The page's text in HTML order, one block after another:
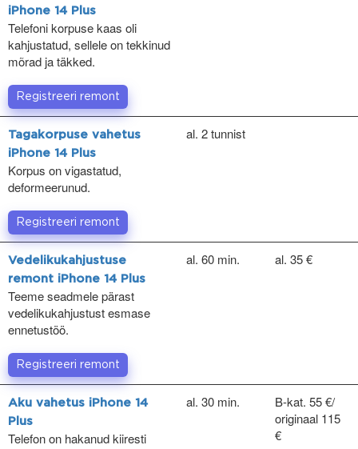
iPhone 14 Plus
Telefoni korpuse kaas oli
kahjustatud, sellele on tekkinud
mõrad ja täkked.
Registreeri remont
Tagakorpuse vahetus
iPhone 14 Plus
Korpus on vigastatud,
deformeerunud.
al. 2 tunnist
Registreeri remont
Vedelikukahjustuse
remont iPhone 14 Plus
Teeme seadmele pärast
vedelikukahjustust esmase
ennetustöö.
al. 60 min. al. 35 €
Registreeri remont
Aku vahetus iPhone 14
Plus
Telefon on hakanud kiiresti
al. 30 min.
B-kat. 55 €/
originaal 115
€